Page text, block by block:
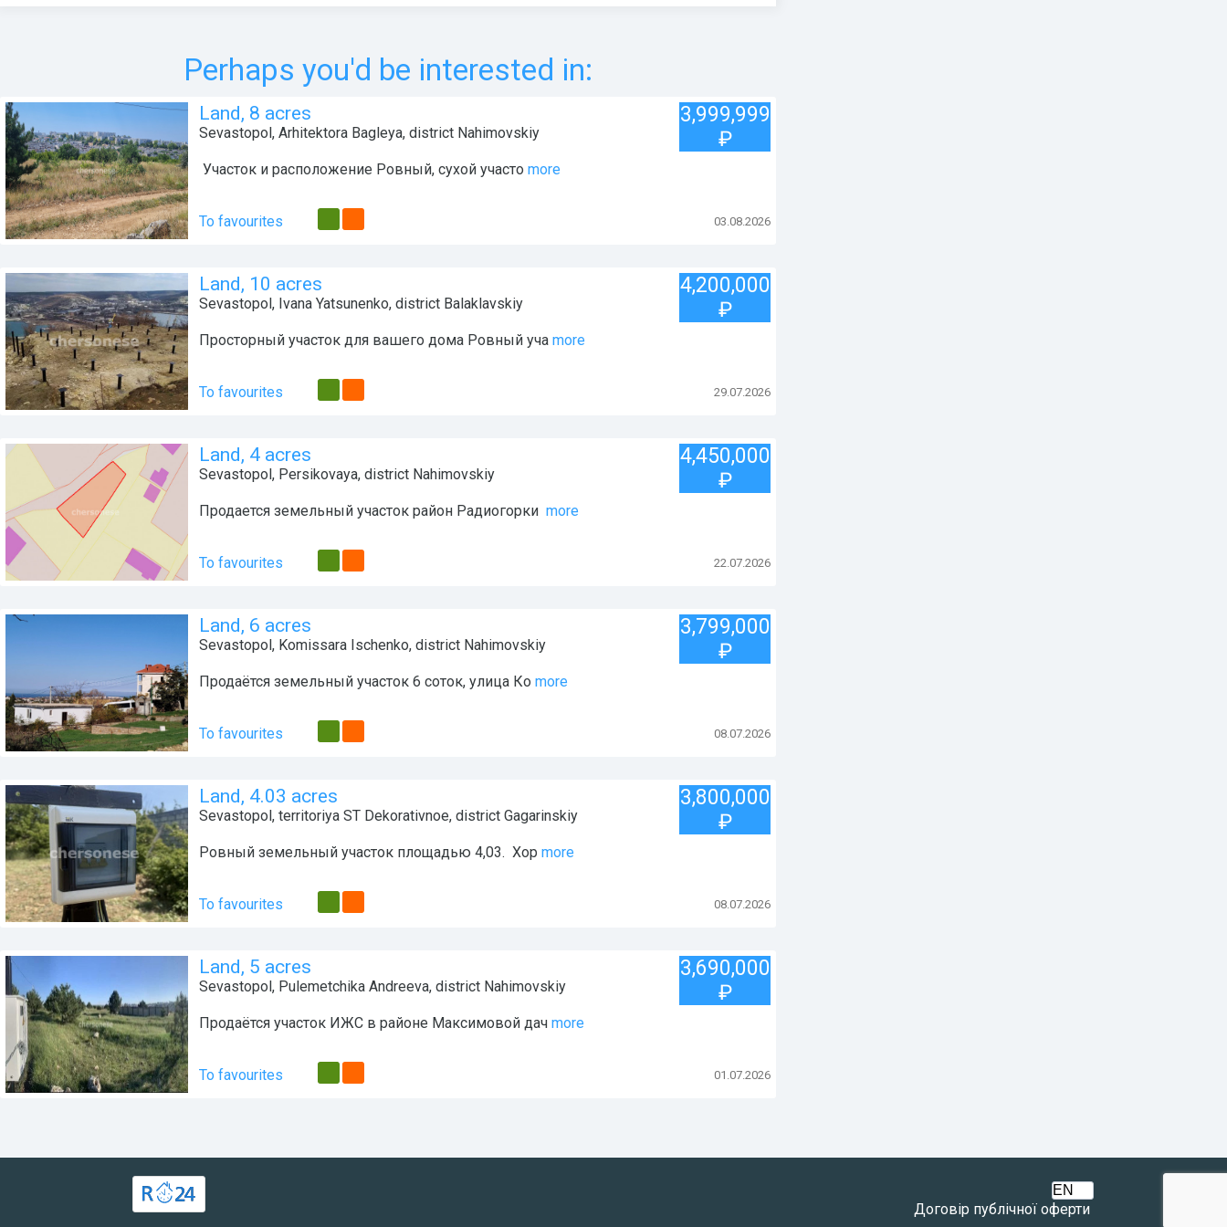
Perhaps you'd be interested in:
Land, 8 acres
Sevastopol , Arhitektora Bagleya, district Nahimovskiy
️ Участок и расположение Ровный, сухой участо more
3,999,999
₽
To favourites 03.08.2026
Land, 10 acres
Sevastopol , Ivana Yatsunenko, district Balaklavskiy
Просторный участок для вашего дома Ровный уча more
4,200,000
₽
To favourites 29.07.2026
Land, 4 acres
Sevastopol , Persikovaya, district Nahimovskiy
Продается земельный участок район Радиогорки more
4,450,000
₽
To favourites 22.07.2026
Land, 6 acres
Sevastopol , Komissara Ischenko, district Nahimovskiy
Продаётся земельный участок 6 соток, улица Ко more
3,799,000
₽
To favourites 08.07.2026
Land, 4.03 acres
Sevastopol , territoriya ST Dekorativnoe, district Gagarinskiy
Ровный земельный участок площадью 4,03. Хор more
3,800,000
₽
To favourites 08.07.2026
Land, 5 acres
Sevastopol , Pulemetchika Andreeva, district Nahimovskiy
Продаётся участок ИЖС в районе Максимовой дач more
3,690,000
₽
To favourites 01.07.2026
Договір публічної оферти